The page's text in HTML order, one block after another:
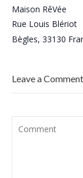
Maison RêVée
Rue Louis Blériot
Bègles, 33130
Leave a Comment